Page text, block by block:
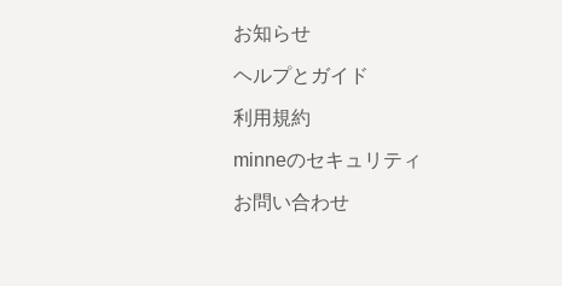
お知らせ
ヘルプとガイド
利用規約
minneのセキュリティ
お問い合わせ